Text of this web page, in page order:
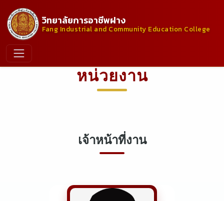
วิทยาลัยการอาชีพฝาง
Fang Industrial and Community Education College
หน่วยงาน
เจ้าหน้าที่งาน